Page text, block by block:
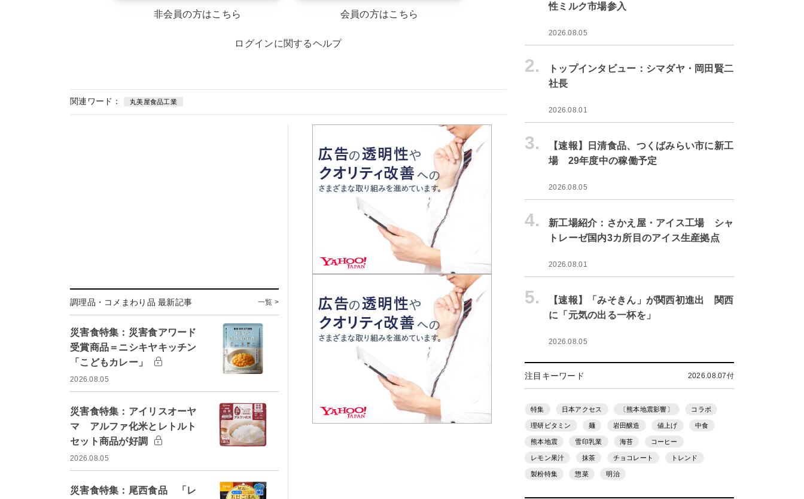
非会員の方はこちら 会員の方はこちら
ログインに関するヘルプ
関連ワード： 丸美屋食品工業
調理品・コメまわり品 最新記事 一覧 >
災害食特集：災害食アワード
受賞商品＝ニシキヤキッチン
「こどもカレー」
2026.08.05
災害食特集：アイリスオーヤ
マ アルファ化米とレトルト
セット商品が好調
2026.08.05
災害食特集：尾西食品 「レ
性ミルク市場参入
2026.08.05
2.
トップインタビュー：シマダヤ・岡田賢二
社長
2026.08.01
3.
【速報】日清食品、つくばみらい市に新工
場 29年度中の稼働予定
2026.08.05
4.
新工場紹介：さかえ屋・アイス工場 シャ
トレーゼ国内3カ所目のアイス生産拠点
2026.08.01
5.
【速報】「みそきん」が関西初進出 関西
に「元気の出る一杯を」
2026.08.05
注目キーワード 2026.08.07付
特集 日本アクセス 〔熊本地震影響〕 コラボ
理研ビタミン 麺 岩田醸造 値上げ 中食
熊本地震 雪印乳業 海苔 コーヒー
レモン果汁 抹茶 チョコレート トレンド
製粉特集 惣菜 明治